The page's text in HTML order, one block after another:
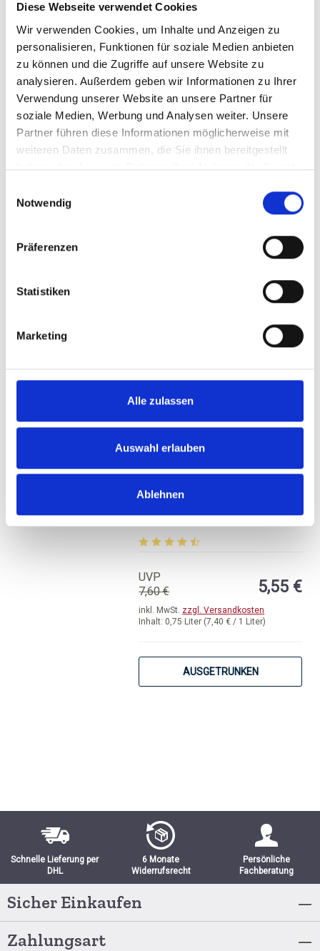
Diese Webseite verwendet Cookies
Wir verwenden Cookies, um Inhalte und Anzeigen zu
personalisieren, Funktionen für soziale Medien anbieten
zu können und die Zugriffe auf unsere Website zu
analysieren. Außerdem geben wir Informationen zu Ihrer
Verwendung unserer Website an unsere Partner für
soziale Medien, Werbung und Analysen weiter. Unsere
Partner führen diese Informationen möglicherweise mit
weiteren Daten zusammen, die Sie ihnen bereitgestellt
haben oder die sie im Rahmen Ihrer Nutzung der Dienste
Notwendig
Präferenzen
Statistiken
Marketing
Alle zulassen
Auswahl erlauben
Ablehnen
2025
Bodegas Paniza, Jabali
Garnacha Syrah, DO
(8,60 € / 1 Liter)
6,45 €
BESTELLEN
Aldeya Tinto, DO
Carinena
trocken
Inhalt: 0,75 Liter (7,40 € / 1 Liter)
inkl. MwSt. zzgl. Versandkosten
UVP
7,60 €
5,55 €
AUSGETRUNKEN
Schnelle Lieferung per
DHL
6 Monate
Widerrufsrecht
Persönliche
Fachberatung
Sicher Einkaufen
Zahlungsart